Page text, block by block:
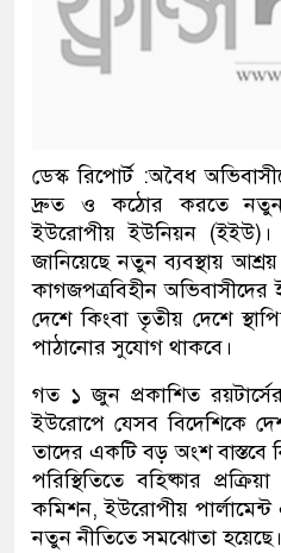
ডেস্ক রিপোর্ট :অবৈধ
দ্রুত ও কঠোর করতে নতুন
ইউরোপীয় ইউনিয়ন (ইইউ)।
জানিয়েছে নতুন ব্যবস্থায়
কাগজপত্রবিহীন
দেশে কিংবা তৃতীয় দেশে
পাঠানোর সুযোগ থাকবে।
গত ১ জুন প্রকাশিত
ইউরোপে যেসব বিদেশিকে
তাদের একটি বড় অংশ বাস্তবে
পরিস্থিতিতে বহিষ্কার
কমিশন, ইউরোপীয় পার্লামেন্ট
নতুন নীতিতে সমঝোতা হয়েছে।